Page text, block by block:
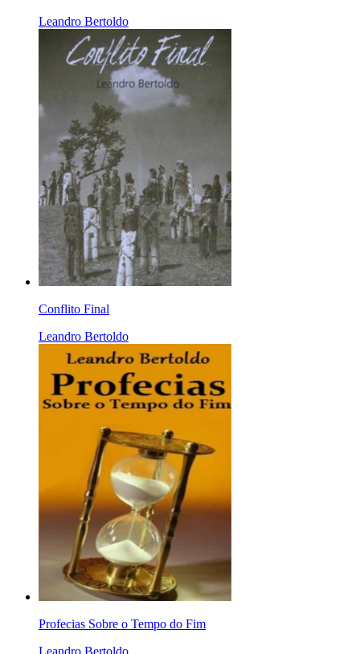
Leandro Bertoldo
Conflito Final
Leandro Bertoldo
Profecias Sobre o Tempo do Fim
Leandro Bertoldo